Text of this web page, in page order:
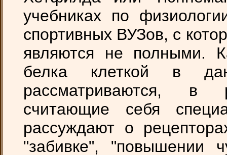
учебниках по
спортивных ВУЗов, с
являются не полными.
белка клеткой в
рассматриваются, в
считающие себя
рассуждают о
"забивке", "повышении